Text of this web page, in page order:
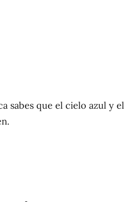
sabes que el cielo azul y el